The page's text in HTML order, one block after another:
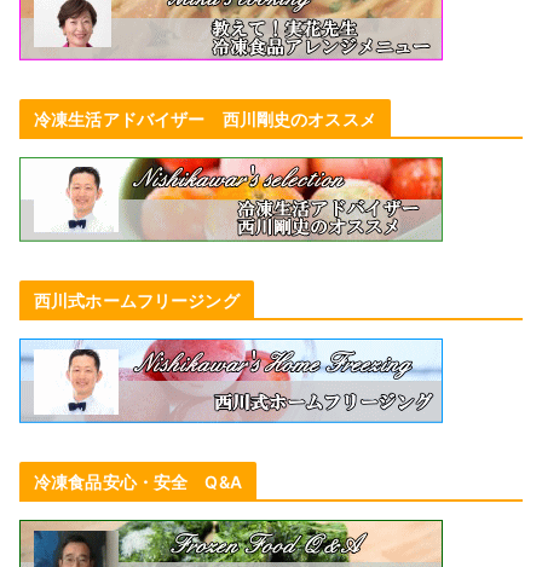
冷凍生活アドバイザー 西川剛史のオススメ
西川式ホームフリージング
冷凍食品安心・安全 Q&A